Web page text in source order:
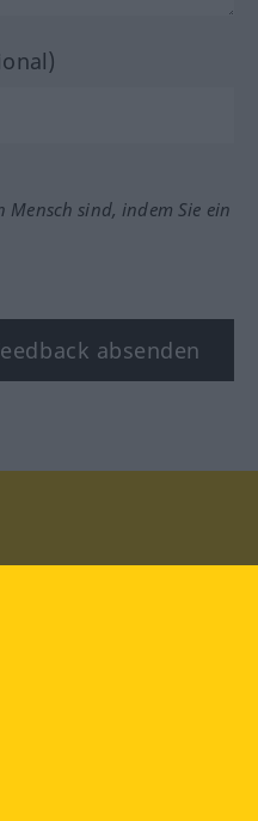
Mensch sind, indem Sie ein
absenden